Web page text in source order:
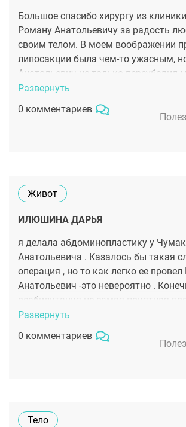
Большое спасибо хирургу из
Роману Анатольевичу за радость
своим телом. В моем воображении
липосакции была чем-то ужасным,
Анатольевич не только переубедил
практике показал, что результат
впечатляющим без глобальных
Развернуть
0 комментариев
Живот
ИЛЮШИНА ДАРЬЯ
я делала абдоминопластику у
Анатольевича . Казалось бы такая
операция , но то как легко ее
Анатольевич -это невероятно .
реабилитация не самая приятная
но зато результат , когда через
снимаешь белье и видишь свой
отсутствие -это восторг . Осталось
Развернуть
0 комментариев
Тело